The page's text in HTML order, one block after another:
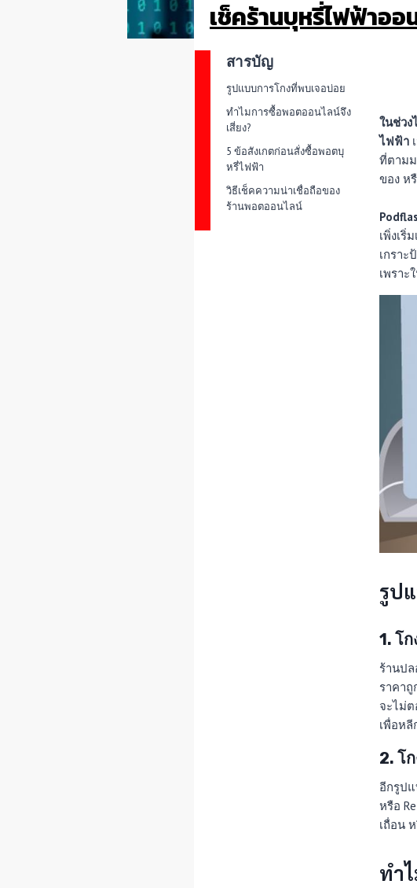
เช็คร้านบุหรี่ไฟฟ้าออ
สารบัญ
รูปแบบการโกงที่พบเจอบ่อย
ทำไมการซื้อพอตออนไลน์จึง
เสี่ยง?
5 ข้อสังเกตก่อนสั่งซื้อพอตบุ
หรี่ไฟฟ้า
วิธีเช็คความน่าเชื่อถือของ
ร้านพอตออนไลน์
ในช่วง
ไฟฟ้า
ที่ตาม
ของ ห
เพิ่งเริ่
เกราะ
เพราะ
รูป
1. โ
ร้านปล
ราคา
จะไม่
เพื่อหลี
2. โ
อีกรูป
หรือ
เถื่อน
ทำ